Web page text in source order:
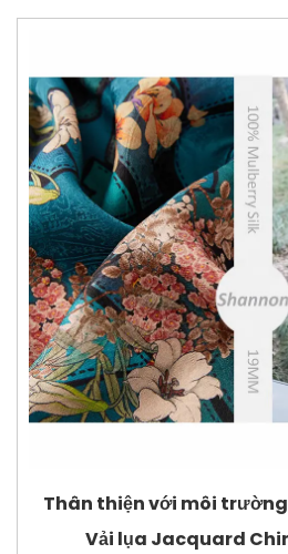
Thân thiện với môi
Vải lụa Jacquard